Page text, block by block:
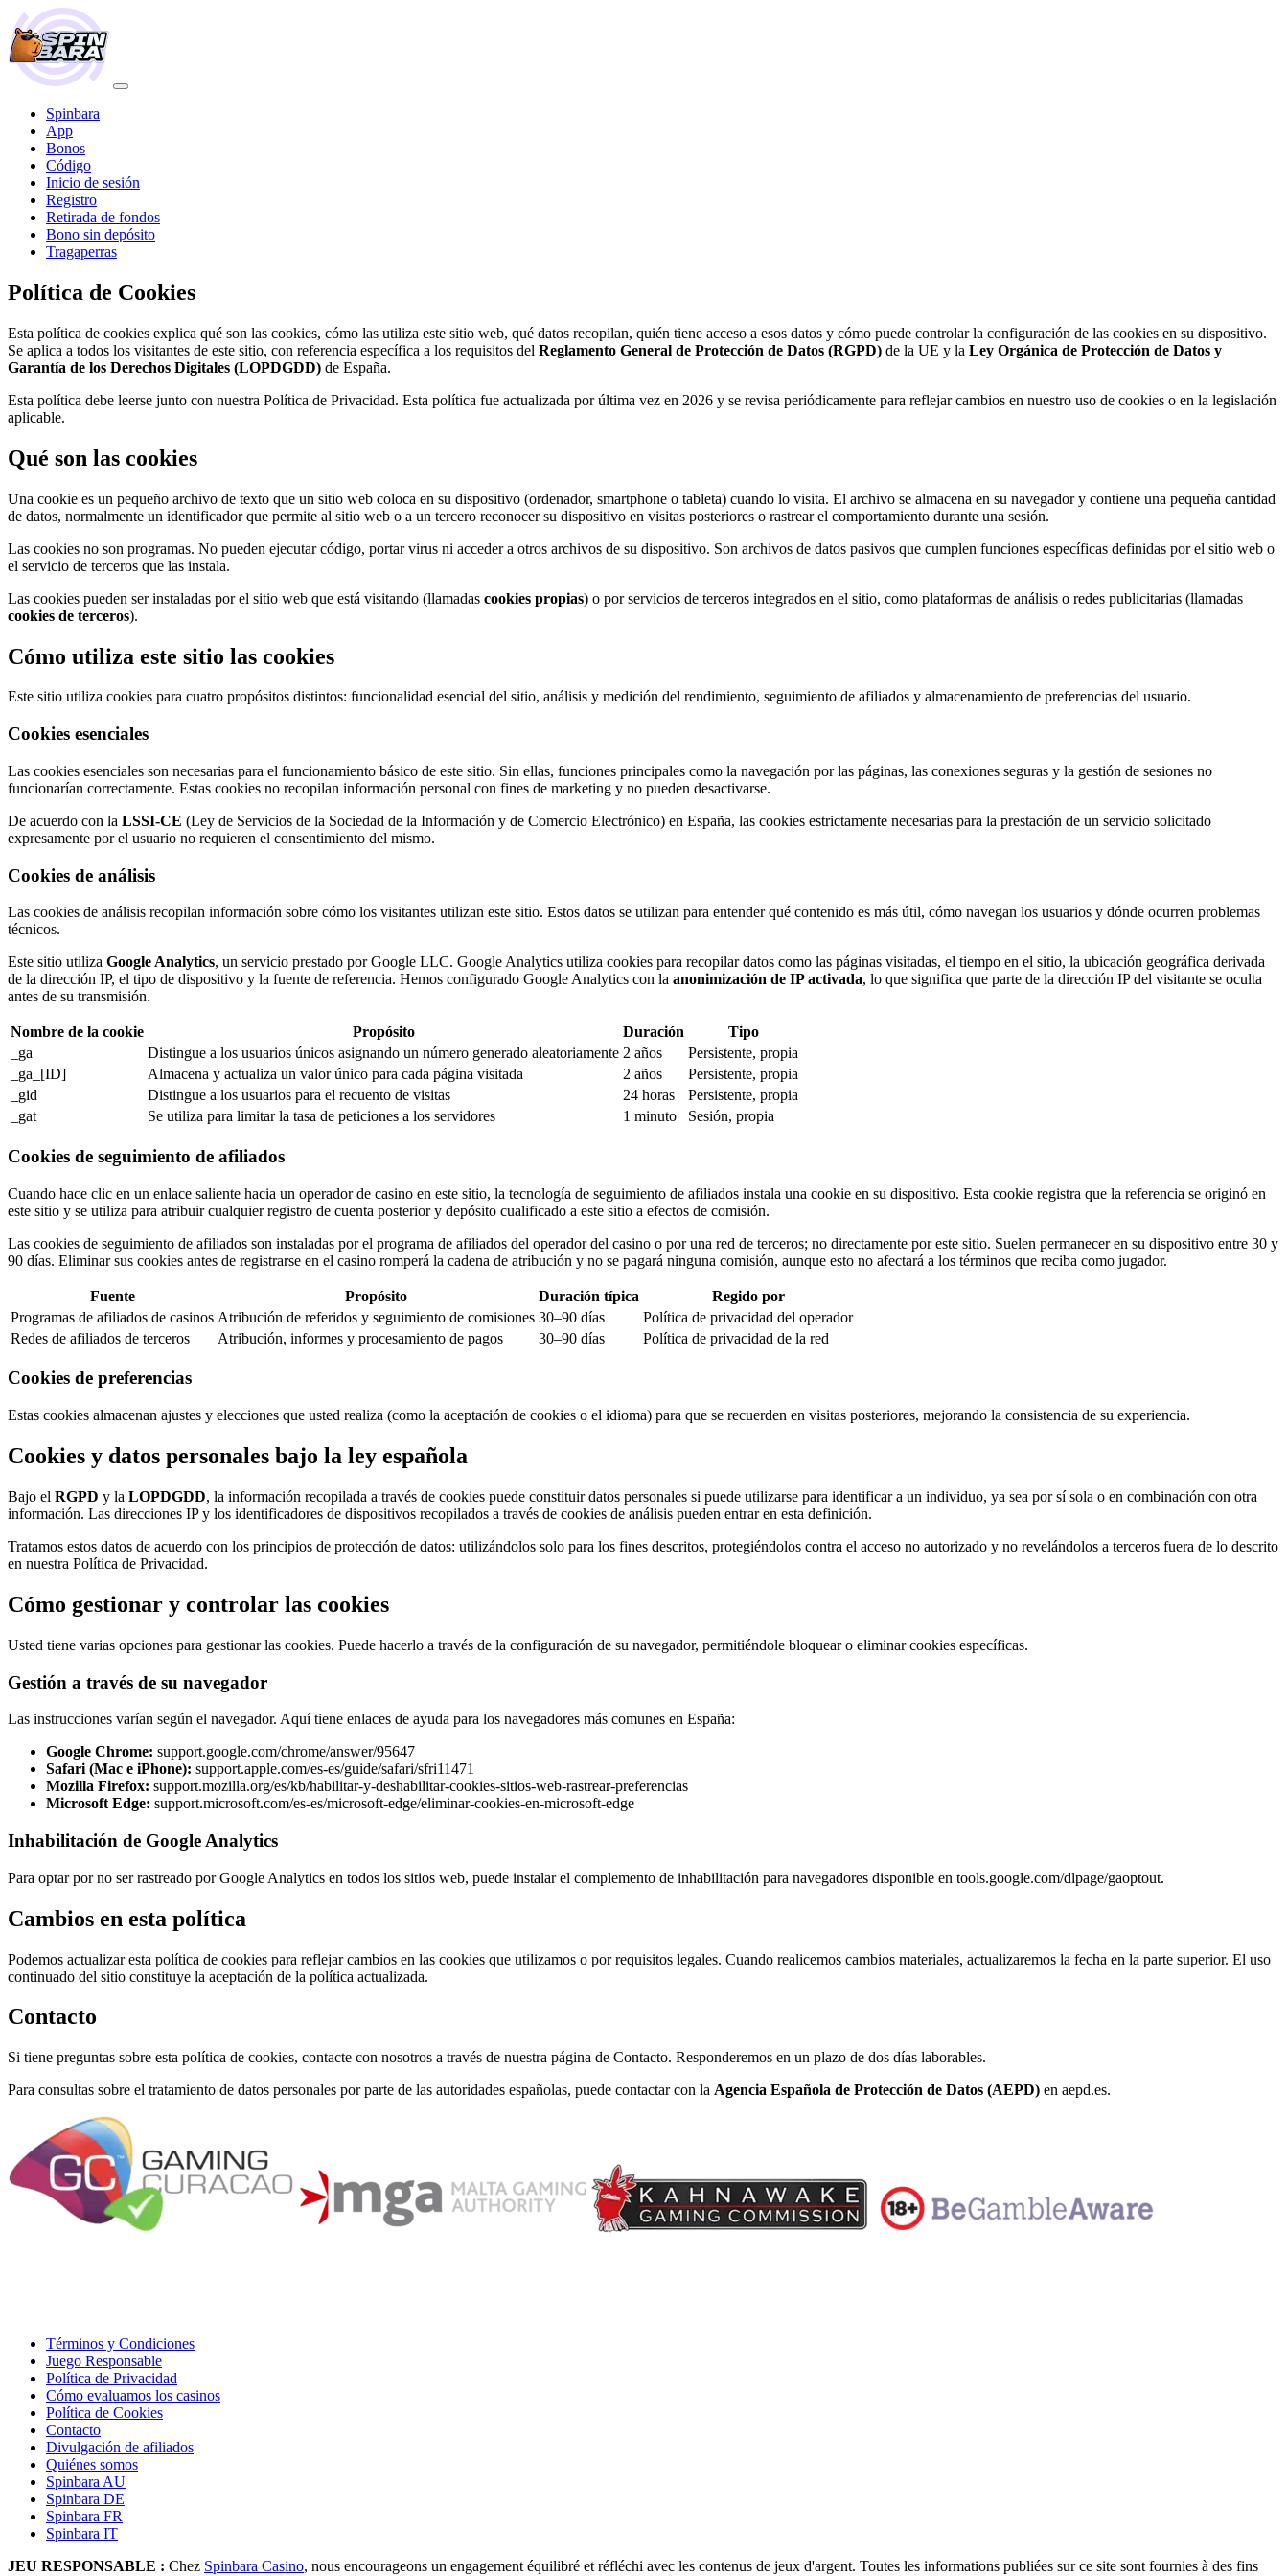
Spinbara
App
Bonos
Código
Inicio de sesión
Registro
Retirada de fondos
Bono sin depósito
Tragaperras
Política de Cookies
Esta política de cookies explica qué son las cookies, cómo las utiliza este sitio web, qué datos recopilan, quién tiene acceso a esos datos y cómo puede controlar la configuración de las cookies en su dispositivo.
Se aplica a todos los visitantes de este sitio, con referencia específica a los requisitos del Reglamento General de Protección de Datos (RGPD) de la UE y la Ley Orgánica de Protección de Datos y
Garantía de los Derechos Digitales (LOPDGDD) de España.
Esta política debe leerse junto con nuestra Política de Privacidad. Esta política fue actualizada por última vez en 2026 y se revisa periódicamente para reflejar cambios en nuestro uso de cookies o en la legislación
aplicable.
Qué son las cookies
Una cookie es un pequeño archivo de texto que un sitio web coloca en su dispositivo (ordenador, smartphone o tableta) cuando lo visita. El archivo se almacena en su navegador y contiene una pequeña cantidad
de datos, normalmente un identificador que permite al sitio web o a un tercero reconocer su dispositivo en visitas posteriores o rastrear el comportamiento durante una sesión.
Las cookies no son programas. No pueden ejecutar código, portar virus ni acceder a otros archivos de su dispositivo. Son archivos de datos pasivos que cumplen funciones específicas definidas por el sitio web o
el servicio de terceros que las instala.
Las cookies pueden ser instaladas por el sitio web que está visitando (llamadas cookies propias) o por servicios de terceros integrados en el sitio, como plataformas de análisis o redes publicitarias (llamadas
cookies de terceros).
Cómo utiliza este sitio las cookies
Este sitio utiliza cookies para cuatro propósitos distintos: funcionalidad esencial del sitio, análisis y medición del rendimiento, seguimiento de afiliados y almacenamiento de preferencias del usuario.
Cookies esenciales
Las cookies esenciales son necesarias para el funcionamiento básico de este sitio. Sin ellas, funciones principales como la navegación por las páginas, las conexiones seguras y la gestión de sesiones no
funcionarían correctamente. Estas cookies no recopilan información personal con fines de marketing y no pueden desactivarse.
De acuerdo con la LSSI-CE (Ley de Servicios de la Sociedad de la Información y de Comercio Electrónico) en España, las cookies estrictamente necesarias para la prestación de un servicio solicitado
expresamente por el usuario no requieren el consentimiento del mismo.
Cookies de análisis
Las cookies de análisis recopilan información sobre cómo los visitantes utilizan este sitio. Estos datos se utilizan para entender qué contenido es más útil, cómo navegan los usuarios y dónde ocurren problemas
técnicos.
Este sitio utiliza Google Analytics, un servicio prestado por Google LLC. Google Analytics utiliza cookies para recopilar datos como las páginas visitadas, el tiempo en el sitio, la ubicación geográfica derivada
de la dirección IP, el tipo de dispositivo y la fuente de referencia. Hemos configurado Google Analytics con la anonimización de IP activada, lo que significa que parte de la dirección IP del visitante se oculta
antes de su transmisión.
Nombre de la cookie Propósito Duración
Tipo
_ga
Distingue a los usuarios únicos asignando un número generado aleatoriamente 2 años
Persistente, propia
_ga_[ID]
Almacena y actualiza un valor único para cada página visitada 2 años
Persistente, propia
_gid
Distingue a los usuarios para el recuento de visitas 24 horas
Persistente, propia
_gat
Se utiliza para limitar la tasa de peticiones a los servidores 1 minuto Sesión, propia
Cookies de seguimiento de afiliados
Cuando hace clic en un enlace saliente hacia un operador de casino en este sitio, la tecnología de seguimiento de afiliados instala una cookie en su dispositivo. Esta cookie registra que la referencia se originó en
este sitio y se utiliza para atribuir cualquier registro de cuenta posterior y depósito cualificado a este sitio a efectos de comisión.
Las cookies de seguimiento de afiliados son instaladas por el programa de afiliados del operador del casino o por una red de terceros; no directamente por este sitio. Suelen permanecer en su dispositivo entre 30 y
90 días. Eliminar sus cookies antes de registrarse en el casino romperá la cadena de atribución y no se pagará ninguna comisión, aunque esto no afectará a los términos que reciba como jugador.
Fuente Propósito Duración típica
Regido por
Programas de afiliados de casinos Atribución de referidos y seguimiento de comisiones 30–90 días
Política de privacidad del operador
Redes de afiliados de terceros
Atribución, informes y procesamiento de pagos 30–90 días Política de privacidad de la red
Cookies de preferencias
Estas cookies almacenan ajustes y elecciones que usted realiza (como la aceptación de cookies o el idioma) para que se recuerden en visitas posteriores, mejorando la consistencia de su experiencia.
Cookies y datos personales bajo la ley española
Bajo el RGPD y la LOPDGDD, la información recopilada a través de cookies puede constituir datos personales si puede utilizarse para identificar a un individuo, ya sea por sí sola o en combinación con otra
información. Las direcciones IP y los identificadores de dispositivos recopilados a través de cookies de análisis pueden entrar en esta definición.
Tratamos estos datos de acuerdo con los principios de protección de datos: utilizándolos solo para los fines descritos, protegiéndolos contra el acceso no autorizado y no revelándolos a terceros fuera de lo descrito
en nuestra Política de Privacidad.
Cómo gestionar y controlar las cookies
Usted tiene varias opciones para gestionar las cookies. Puede hacerlo a través de la configuración de su navegador, permitiéndole bloquear o eliminar cookies específicas.
Gestión a través de su navegador
Las instrucciones varían según el navegador. Aquí tiene enlaces de ayuda para los navegadores más comunes en España:
Google Chrome: support.google.com/chrome/answer/95647
Safari (Mac e iPhone): support.apple.com/es-es/guide/safari/sfri11471
Mozilla Firefox: support.mozilla.org/es/kb/habilitar-y-deshabilitar-cookies-sitios-web-rastrear-preferencias
Microsoft Edge: support.microsoft.com/es-es/microsoft-edge/eliminar-cookies-en-microsoft-edge
Inhabilitación de Google Analytics
Para optar por no ser rastreado por Google Analytics en todos los sitios web, puede instalar el complemento de inhabilitación para navegadores disponible en tools.google.com/dlpage/gaoptout.
Cambios en esta política
Podemos actualizar esta política de cookies para reflejar cambios en las cookies que utilizamos o por requisitos legales. Cuando realicemos cambios materiales, actualizaremos la fecha en la parte superior. El uso
continuado del sitio constituye la aceptación de la política actualizada.
Contacto
Si tiene preguntas sobre esta política de cookies, contacte con nosotros a través de nuestra página de Contacto. Responderemos en un plazo de dos días laborables.
Para consultas sobre el tratamiento de datos personales por parte de las autoridades españolas, puede contactar con la Agencia Española de Protección de Datos (AEPD) en aepd.es.
Términos y Condiciones
Juego Responsable
Política de Privacidad
Cómo evaluamos los casinos
Política de Cookies
Contacto
Divulgación de afiliados
Quiénes somos
Spinbara AU
Spinbara DE
Spinbara FR
Spinbara IT
JEU RESPONSABLE : Chez Spinbara Casino, nous encourageons un engagement équilibré et réfléchi avec les contenus de jeux d'argent. Toutes les informations publiées sur ce site sont fournies à des fins